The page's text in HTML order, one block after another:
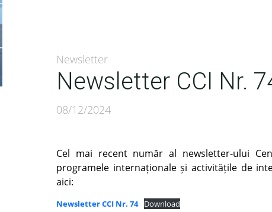
Newsletter
Newsletter CCI Nr.
08/12/2024
Cel mai recent număr al newsletter-ului
programele internaționale și activitățile de
aici:
Newsletter CCI Nr. 74 Download